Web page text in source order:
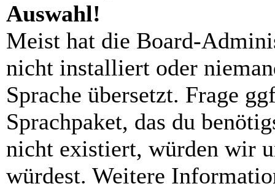
Auswahl!
Meist hat die Board-
nicht installiert oder
Sprache übersetzt. Frage
Sprachpaket, das du
nicht existiert, würden wir
würdest. Weitere